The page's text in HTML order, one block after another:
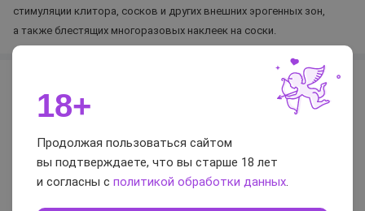
стимуляции клитора, сосков и других внешних эрогенных зон,
а также блестящих многоразовых наклеек на соски.
Торговая марка
Материал
18+
Продолжая пользоваться сайтом
вы подтверждаете, что вы старше 18 лет
и согласны с политикой обработки данных.